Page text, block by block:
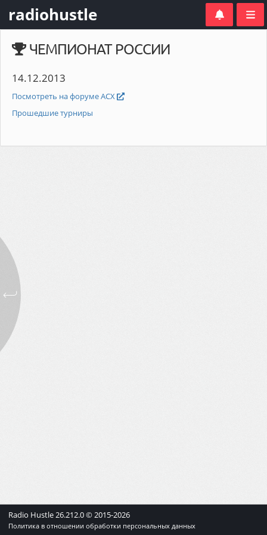
radiohustle
ЧЕМПИОНАТ РОССИИ
14.12.2013
Посмотреть на форуме АСХ
Прошедшие турниры
Radio Hustle26.212.0© 2015-2026
Политика в отношении обработки персональных данных